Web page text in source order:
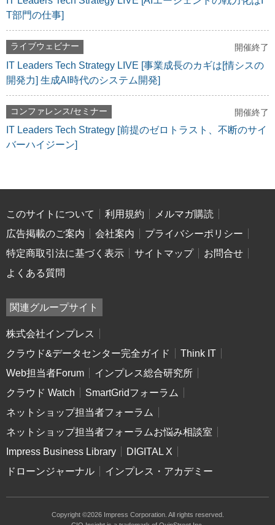
T部門の仕事]
ライブウェビナー 開催終了
IT Leaders Tech Strategy LIVE [事業成長のカギは[情シスの
開発力] 生成AI時代のシステム開発]
コンファレンス/セミナー 開催終了
IT Leaders Tech Strategy [前提のゼロトラスト、不断のサイ
バーハイジーン]
このサイトについて 利用規約
メルマガ購読
広告掲載のご案内
会社案内
プライバシーポリシー
特定商取引法に基づく表示
サイトマップ
お問合せ
よくある質問
関連グループサイト
株式会社インプレス
クラウド&データセンター完全ガイド
Think IT
Web担当者Forum
インプレス総合研究所
クラウド Watch
SmartGridフォーラム
ネットショップ担当者フォーラム
ネットショップ担当者フォーラムお悩み相談室
Impress Business Library
DIGITAL X
ドローンジャーナル
インプレス・アカデミー
Copyright ©2026 Impress Corporation. All rights reserved.